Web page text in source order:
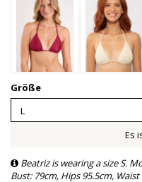
Größe
Es
Beatriz is wearing a size S.
Bust: 79cm, Hips 95.5cm, Waist